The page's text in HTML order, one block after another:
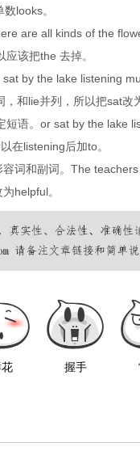
looks。
are all kinds of the
该把the 去掉。
by the lake listening
，和lie并列，所以把sat改
短语。or sat by the lake
在listening后加to。
词和副词。The
helpful。
握手